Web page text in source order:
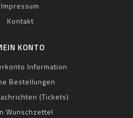
Impressum
Kontakt
KONTO
Information
Bestellungen
(Tickets)
Wunschzettel